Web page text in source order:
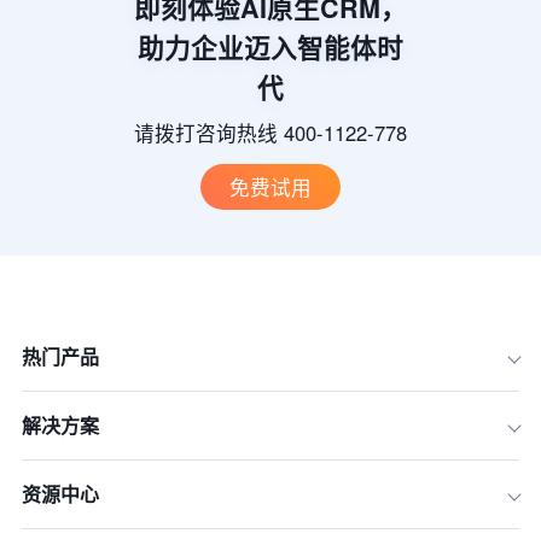
即刻体验AI原生CRM，
助力企业迈入智能体时
代
请拨打咨询热线 400-1122-778
免费试用
热门产品
解决方案
资源中心